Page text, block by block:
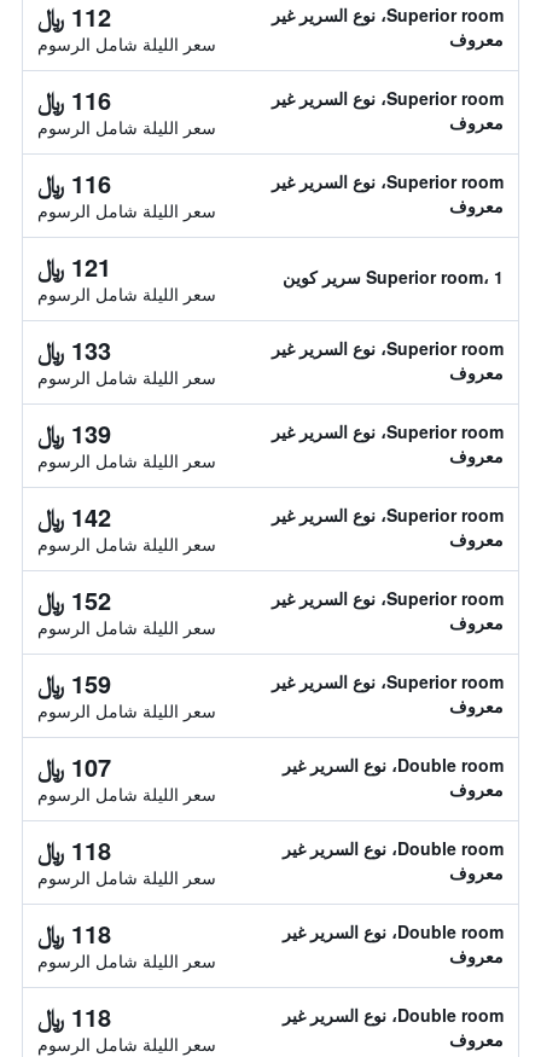
Superior room، نوع السرير غير
معروف
112 ﷼
سعر الليلة شامل الرسوم
Superior room، نوع السرير غير
معروف
116 ﷼
سعر الليلة شامل الرسوم
Superior room، نوع السرير غير
معروف
116 ﷼
سعر الليلة شامل الرسوم
Superior room، 1 سرير كوين 121 ﷼
سعر الليلة شامل الرسوم
Superior room، نوع السرير غير
معروف
133 ﷼
سعر الليلة شامل الرسوم
Superior room، نوع السرير غير
معروف
139 ﷼
سعر الليلة شامل الرسوم
Superior room، نوع السرير غير
معروف
142 ﷼
سعر الليلة شامل الرسوم
Superior room، نوع السرير غير
معروف
152 ﷼
سعر الليلة شامل الرسوم
Superior room، نوع السرير غير
معروف
159 ﷼
سعر الليلة شامل الرسوم
Double room، نوع السرير غير
معروف
107 ﷼
سعر الليلة شامل الرسوم
Double room، نوع السرير غير
معروف
118 ﷼
سعر الليلة شامل الرسوم
Double room، نوع السرير غير
معروف
118 ﷼
سعر الليلة شامل الرسوم
Double room، نوع السرير غير
معروف
118 ﷼
سعر الليلة شامل الرسوم